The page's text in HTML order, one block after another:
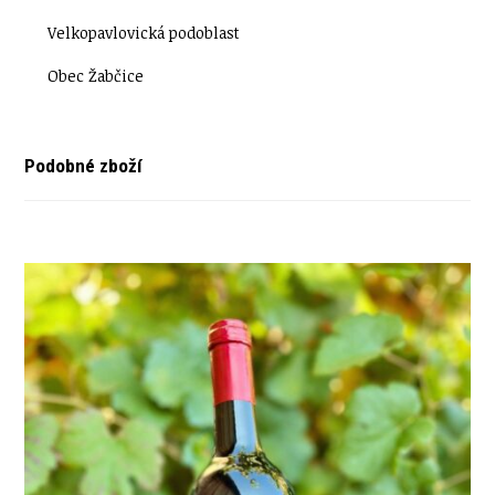
Velkopavlovická podoblast
Obec Žabčice
Podobné zboží